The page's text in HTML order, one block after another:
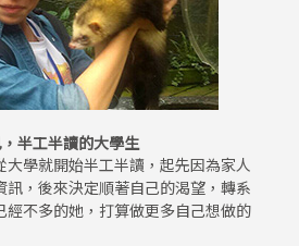
半工半讀的大學生
大學就開始半工半讀，起先因為家人
訊，後來決定順著自己的渴望，轉系
經不多的她，打算做更多自己想做的